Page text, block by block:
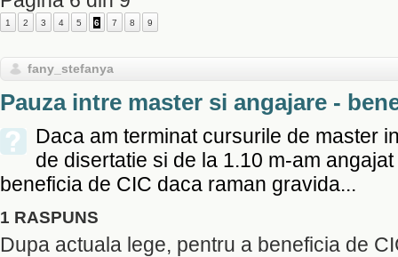
1 2 3 4 5 6 7 8 9
fany_stefanya
Pauza intre master si angajare -
Daca am terminat cursurile de master
de disertatie si de la 1.10 m-am
beneficia de CIC daca raman gravida...
1 RASPUNS
Dupa actuala lege, pentru a beneficia de